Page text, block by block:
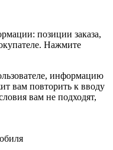
позиции заказа,
Нажмите
информацию
вам повторить к вводу
вам не подходят,